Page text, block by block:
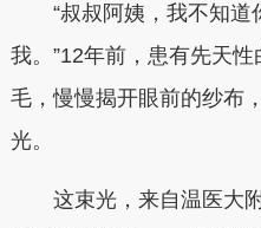
“叔叔阿姨，我不知道
我。”12年前，患有先天
毛，慢慢揭开眼前的纱布
光。
这束光，来自温医大附